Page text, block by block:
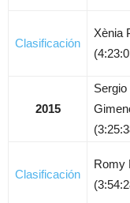
Clasificación
Xènia
2015
Sergio
Clasificación
Romy